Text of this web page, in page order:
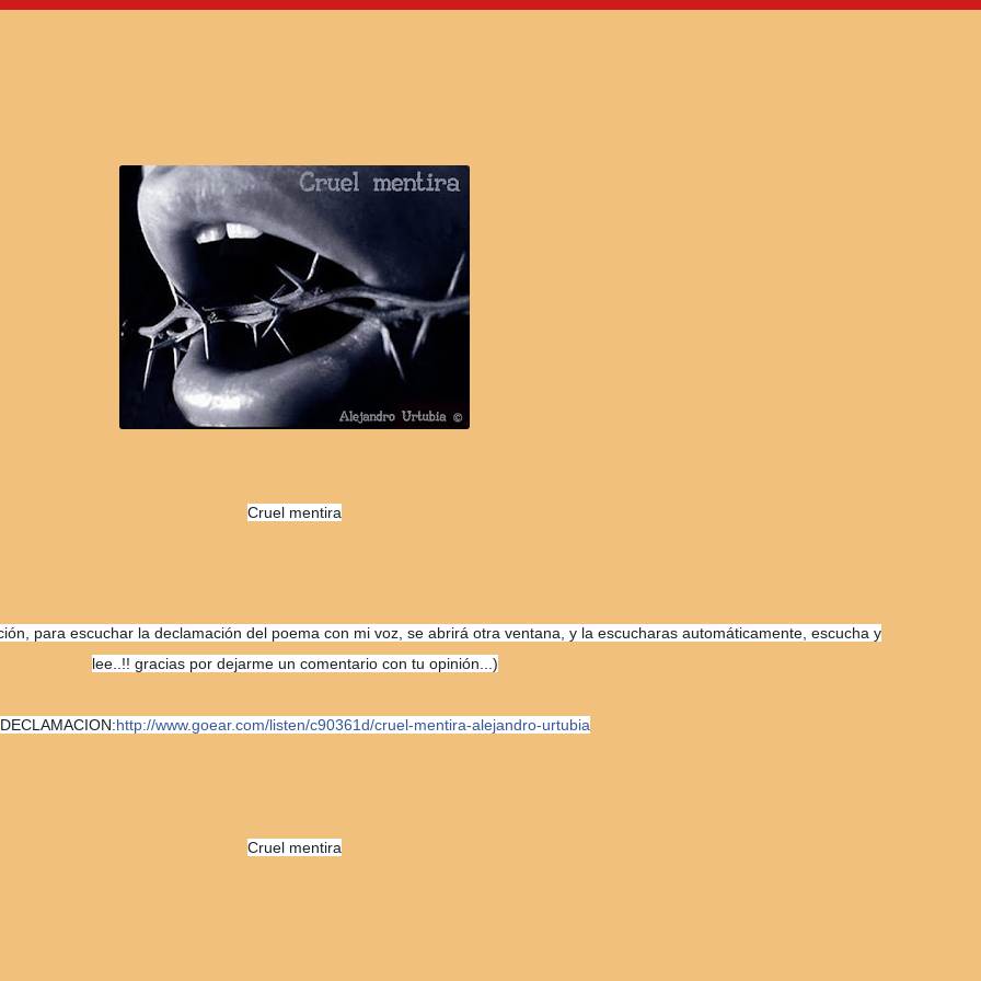
Cruel mentira
para escuchar la declamación del poema con mi voz, se abrirá otra ventana, y la escucharas automáticamente, escucha y
lee..!! gracias por dejarme un comentario con tu opinión...)
DECLAMACION:http://www.goear.com/listen/c90361d/cruel-mentira-alejandro-urtubia
Cruel mentira